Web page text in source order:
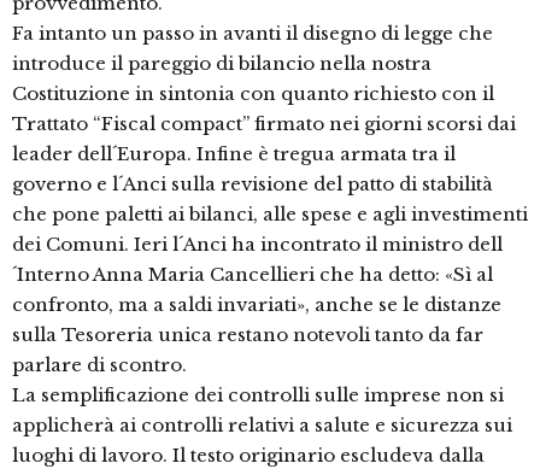
Fa intanto un passo in avanti il disegno di legge che
introduce il pareggio di bilancio nella nostra
Costituzione in sintonia con quanto richiesto con il
Trattato “Fiscal compact” firmato nei giorni scorsi dai
leader dell´Europa. Infine è tregua armata tra il
governo e l´Anci sulla revisione del patto di stabilità
che pone paletti ai bilanci, alle spese e agli investimenti
dei Comuni. Ieri l´Anci ha incontrato il ministro dell
´Interno Anna Maria Cancellieri che ha detto: «Sì al
confronto, ma a saldi invariati», anche se le distanze
sulla Tesoreria unica restano notevoli tanto da far
parlare di scontro.
La semplificazione dei controlli sulle imprese non si
applicherà ai controlli relativi a salute e sicurezza sui
luoghi di lavoro. Il testo originario escludeva dalla